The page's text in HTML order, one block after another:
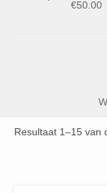
€50.00
Resultaat 1–15 van